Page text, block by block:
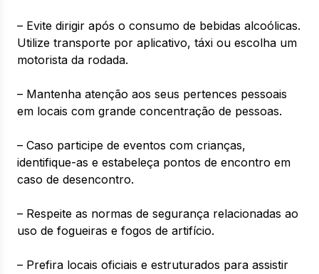
– Evite dirigir após o consumo de bebidas alcoólicas.
Utilize transporte por aplicativo, táxi ou escolha um
motorista da rodada.
– Mantenha atenção aos seus pertences pessoais
em locais com grande concentração de pessoas.
– Caso participe de eventos com crianças,
identifique-as e estabeleça pontos de encontro em
caso de desencontro.
– Respeite as normas de segurança relacionadas ao
uso de fogueiras e fogos de artifício.
– Prefira locais oficiais e estruturados para assistir